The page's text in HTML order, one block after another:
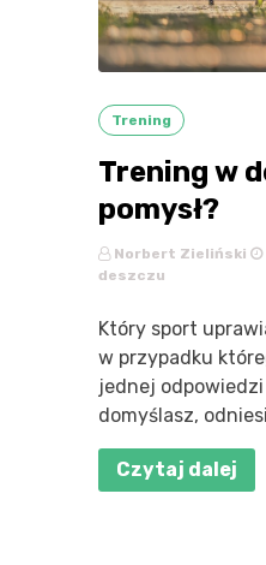
Trening
Trening w
pomysł?
Norbert Zieliński
deszczu
Który sport
w przypadku
jednej odpowiedzi
domyślasz,
Czytaj dalej